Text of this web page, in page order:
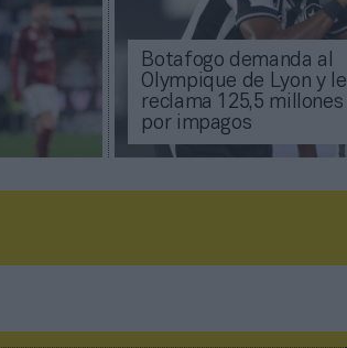
Botafogo demanda al
Olympique de Lyon y le
reclama 125,5 millones
por impagos